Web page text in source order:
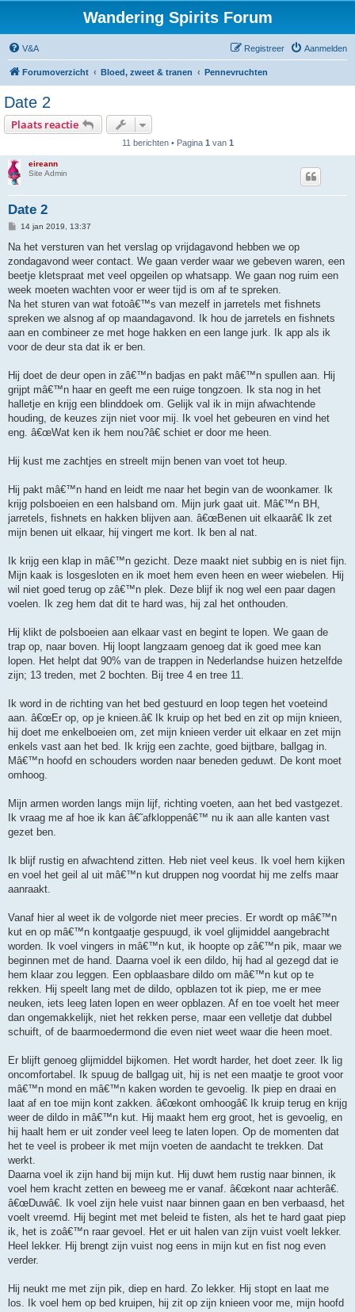
Wandering Spirits Forum
V&A Aanmelden
Registreer
Forumoverzicht Bloed, zweet & tranen Pennevruchten
Date 2
Plaats reactie
11 berichten • Pagina 1 van 1
eireann
Site Admin
Date 2
B
r
c
h
14 jan 2019, 13:37
Na het versturen van het verslag op vrijdagavond hebben we op
zondagavond weer contact. We gaan verder waar we gebeven waren, een
beetje kletspraat met veel opgeilen op whatsapp. We gaan nog ruim een
week moeten wachten voor er weer tijd is om af te spreken.
Na het sturen van wat fotoâ€™s van mezelf in jarretels met fishnets
spreken we alsnog af op maandagavond. Ik hou de jarretels en fishnets
aan en combineer ze met hoge hakken en een lange jurk. Ik app als ik
voor de deur sta dat ik er ben.
Hij doet de deur open in zâ€™n badjas en pakt mâ€™n spullen aan. Hij
grijpt mâ€™n haar en geeft me een ruige tongzoen. Ik sta nog in het
halletje en krijg een blinddoek om. Gelijk val ik in mijn afwachtende
houding, de keuzes zijn niet voor mij. Ik voel het gebeuren en vind het
eng. â€œWat ken ik hem nou?â€ schiet er door me heen.
Hij kust me zachtjes en streelt mijn benen van voet tot heup.
Hij pakt mâ€™n hand en leidt me naar het begin van de woonkamer. Ik
krijg polsboeien en een halsband om. Mijn jurk gaat uit. Mâ€™n BH,
jarretels, fishnets en hakken blijven aan. â€œBenen uit elkaarâ€ Ik zet
mijn benen uit elkaar, hij vingert me kort. Ik ben al nat.
Ik krijg een klap in mâ€™n gezicht. Deze maakt niet subbig en is niet fijn.
Mijn kaak is losgesloten en ik moet hem even heen en weer wiebelen. Hij
wil niet goed terug op zâ€™n plek. Deze blijf ik nog wel een paar dagen
voelen. Ik zeg hem dat dit te hard was, hij zal het onthouden.
Hij klikt de polsboeien aan elkaar vast en begint te lopen. We gaan de
trap op, naar boven. Hij loopt langzaam genoeg dat ik goed mee kan
lopen. Het helpt dat 90% van de trappen in Nederlandse huizen hetzelfde
zijn; 13 treden, met 2 bochten. Bij tree 4 en tree 11.
Ik word in de richting van het bed gestuurd en loop tegen het voeteind
aan. â€œEr op, op je knieen.â€ Ik kruip op het bed en zit op mijn knieen,
hij doet me enkelboeien om, zet mijn knieen verder uit elkaar en zet mijn
enkels vast aan het bed. Ik krijg een zachte, goed bijtbare, ballgag in.
Mâ€™n hoofd en schouders worden naar beneden geduwt. De kont moet
omhoog.
Mijn armen worden langs mijn lijf, richting voeten, aan het bed vastgezet.
Ik vraag me af hoe ik kan â€˜afkloppenâ€™ nu ik aan alle kanten vast
gezet ben.
Ik blijf rustig en afwachtend zitten. Heb niet veel keus. Ik voel hem kijken
en voel het geil al uit mâ€™n kut druppen nog voordat hij me zelfs maar
aanraakt.
Vanaf hier al weet ik de volgorde niet meer precies. Er wordt op mâ€™n
kut en op mâ€™n kontgaatje gespuugd, ik voel glijmiddel aangebracht
worden. Ik voel vingers in mâ€™n kut, ik hoopte op zâ€™n pik, maar we
beginnen met de hand. Daarna voel ik een dildo, hij had al gezegd dat ie
hem klaar zou leggen. Een opblaasbare dildo om mâ€™n kut op te
rekken. Hij speelt lang met de dildo, opblazen tot ik piep, me er mee
neuken, iets leeg laten lopen en weer opblazen. Af en toe voelt het meer
dan ongemakkelijk, niet het rekken perse, maar een velletje dat dubbel
schuift, of de baarmoedermond die even niet weet waar die heen moet.
Er blijft genoeg glijmiddel bijkomen. Het wordt harder, het doet zeer. Ik lig
oncomfortabel. Ik spuug de ballgag uit, hij is net een maatje te groot voor
mâ€™n mond en mâ€™n kaken worden te gevoelig. Ik piep en draai en
laat af en toe mijn kont zakken. â€œkont omhoogâ€ Ik kruip terug en krijg
weer de dildo in mâ€™n kut. Hij maakt hem erg groot, het is gevoelig, en
hij haalt hem er uit zonder veel leeg te laten lopen. Op de momenten dat
het te veel is probeer ik met mijn voeten de aandacht te trekken. Dat
werkt.
Daarna voel ik zijn hand bij mijn kut. Hij duwt hem rustig naar binnen, ik
voel hem kracht zetten en beweeg me er vanaf. â€œkont naar achterâ€.
â€œDuwâ€. Ik voel zijn hele vuist naar binnen gaan en ben verbaasd, het
voelt vreemd. Hij begint met met beleid te fisten, als het te hard gaat piep
ik, het is zoâ€™n raar gevoel. Het er uit halen van zijn vuist voelt lekker.
Heel lekker. Hij brengt zijn vuist nog eens in mijn kut en fist nog even
verder.
Hij neukt me met zijn pik, diep en hard. Zo lekker. Hij stopt en laat me
los. Ik voel hem op bed kruipen, hij zit op zijn knieen voor me, mijn hoofd